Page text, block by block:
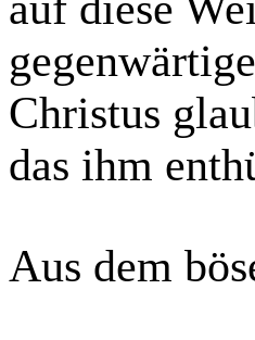
Christus
das ihm
Aus dem